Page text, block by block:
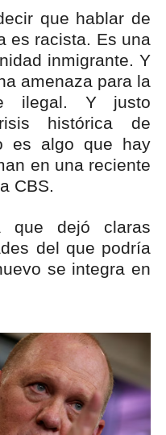
que hablar de
es racista. Es una
inmigrante. Y
amenaza para la
ilegal. Y justo
histórica de
es algo que hay
en una reciente
CBS.
que dejó claras
del que podría
se integra en